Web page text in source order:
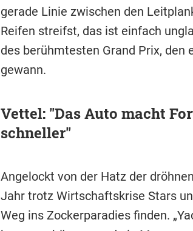
gerade Linie zwischen den
Reifen streifst, das ist einfach
des berühmtesten Grand Prix,
gewann.
Vettel: "Das Auto macht
schneller"
Angelockt von der Hatz der
Jahr trotz Wirtschaftskrise Stars
Weg ins Zockerparadies finden.